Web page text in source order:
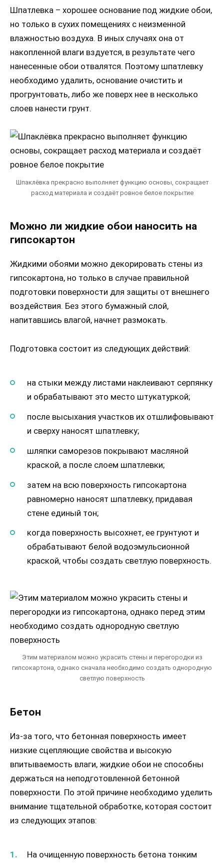
Шпатлевка – хорошее основание под жидкие обои,
но только в сухих помещениях с неизменной
влажностью воздуха. В иных случаях она от
накопленной влаги вздуется, в результате чего
нанесенные обои отвалятся. Поэтому шпатлевку
необходимо удалить, основание очистить и
прогрунтовать, либо же поверх нее в несколько
слоев нанести грунт.
Шпаклёвка прекрасно выполняет функцию основы, сокращает
расход материала и создаёт ровное белое покрытие
Можно ли жидкие обои наносить на
гипсокартон
Жидкими обоями можно декорировать стены из
гипсокартона, но только в случае правильной
подготовки поверхности для защиты от внешнего
воздействия. Без этого бумажный слой,
напитавшись влагой, начнет размокать.
Подготовка состоит из следующих действий:
на стыки между листами наклеивают серпянку
и обрабатывают это место штукатуркой;
после высыхания участков их отшлифовывают
и сверху наносят шпатлевку;
шляпки саморезов покрывают масляной
краской, а после слоем шпатлевки;
затем на всю поверхность гипсокартона
равномерно наносят шпатлевку, придавая
стене единый тон;
когда поверхность высохнет, ее грунтуют и
обрабатывают белой водоэмульсионной
краской, чтобы создать светлую поверхность.
Этим материалом можно украсить стены и перегородки из
гипсокартона, однако сначала необходимо создать однородную
светлую поверхность
Бетон
Из-за того, что бетонная поверхность имеет
низкие сцепляющие свойства и высокую
впитываемость влаги, жидкие обои не способны
держаться на неподготовленной бетонной
поверхности. По этой причине необходимо уделить
внимание тщательной обработке, которая состоит
из следующих этапов:
На очищенную поверхность бетона тонким